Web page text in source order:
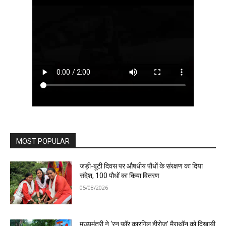
MOST POPULAR
जड़ी-बूटी दिवस पर औषधीय पौधों के संरक्षण का दिया
संदेश, 100 पौधों का किया वितरण
05/08/2026
मुख्यमंत्री ने ‘रन फॉर कारगिल हीरोज’ मैराथॉन को दिखायी